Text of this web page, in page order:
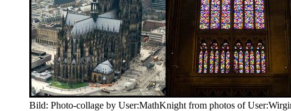
Bild: Photo-collage by User:MathKnight from photos of